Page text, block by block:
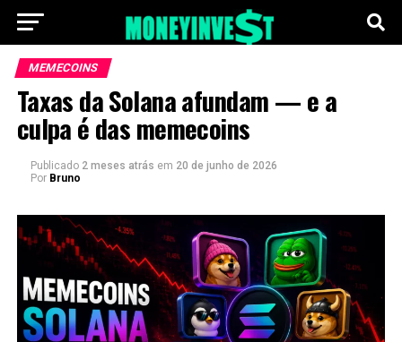
MEMECOINS
Taxas da Solana afundam — e a
culpa é das memecoins
Publicado 2 meses atrás em 20 de junho de 2026
Por Bruno